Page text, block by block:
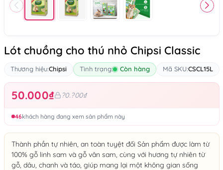
Lót chuồng cho thú nhỏ Chipsi Classic
Thương hiệu:Chipsi Tình trạng: Còn hàng Mã SKU:CSCL15L
50.000₫ ?0.?00₫
46khách hàng đang xem sản phẩm này
Thành phần tự nhiên, an toàn tuyệt đối Sản phẩm được làm từ
100% gỗ linh sam và gỗ vân sam, cùng với hương tự nhiên từ
gỗ, dâu, chanh và táo, giúp mang lại một không gian sống